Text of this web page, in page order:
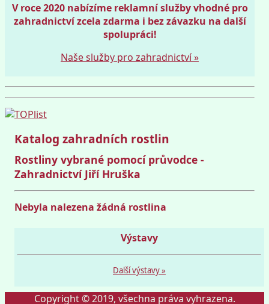
V roce 2020 nabízíme reklamní služby vhodné pro
zahradnictví zcela zdarma i bez závazku na další
spolupráci!
Naše služby pro zahradnictví »
Katalog zahradních rostlin
Rostliny vybrané pomocí průvodce -
Zahradnictví Jiří Hruška
Nebyla nalezena žádná rostlina
Výstavy
Další výstavy »
Copyright © 2019, všechna práva vyhrazena.